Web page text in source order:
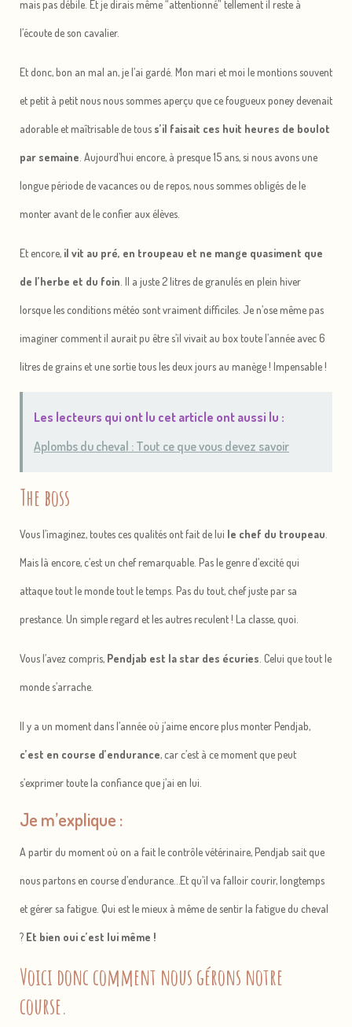
mais pas débile. Et je dirais même “attentionné” tellement il reste à
l’écoute de son cavalier.
Et donc, bon an mal an, je l’ai gardé. Mon mari et moi le montions souvent
et petit à petit nous nous sommes aperçu que ce fougueux poney devenait
adorable et maîtrisable de tous s’il faisait ces huit heures de boulot
par semaine . Aujourd’hui encore, à presque 15 ans, si nous avons une
longue période de vacances ou de repos, nous sommes obligés de le
monter avant de le confier aux élèves.
Et encore, il vit au pré, en troupeau et ne mange quasiment que
de l’herbe et du foin . Il a juste 2 litres de granulés en plein hiver
lorsque les conditions météo sont vraiment difficiles. Je n’ose même pas
imaginer comment il aurait pu être s’il vivait au box toute l’année avec 6
litres de grains et une sortie tous les deux jours au manège ! Impensable !
Les lecteurs qui ont lu cet article ont aussi lu :
Aplombs du cheval : Tout ce que vous devez savoir
The boss
Vous l’imaginez, toutes ces qualités ont fait de lui le chef du troupeau
Mais là encore, c’est un chef remarquable. Pas le genre d’excité qui
attaque tout le monde tout le temps. Pas du tout, chef juste par sa
prestance. Un simple regard et les autres reculent ! La classe, quoi.
Vous l’avez compris, Pendjab est la star des écuries . Celui que tout le
monde s’arrache.
Il y a un moment dans l’année où j’aime encore plus monter Pendjab,
c’est en course d’endurance, car c’est à ce moment que peut
s’exprimer toute la confiance que j’ai en lui.
Je m’explique :
A partir du moment où on a fait le contrôle vétérinaire, Pendjab sait que
nous partons en course d’endurance…Et qu’il va falloir courir, longtemps
et gérer sa fatigue. Qui est le mieux à même de sentir la fatigue du cheval
? Et bien oui c’est lui même !
Voici donc comment nous gérons notre
course.